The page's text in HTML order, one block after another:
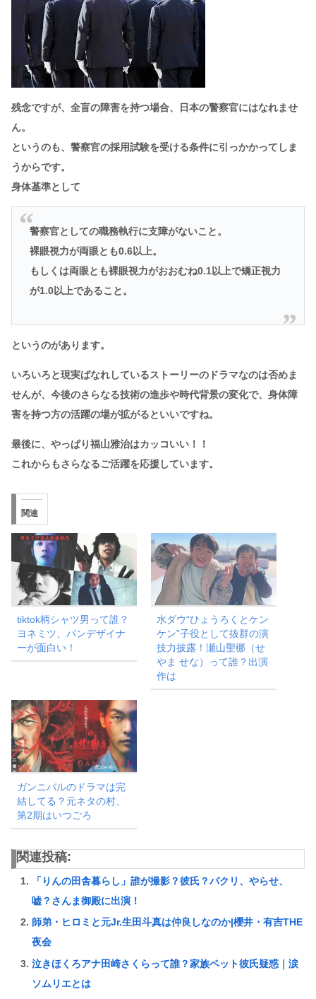
残念ですが、全盲の障害を持つ場合、日本の警察官にはなれませ
ん。
というのも、警察官の採用試験を受ける条件に引っかかってしま
うからです。
身体基準として
警察官としての職務執行に支障がないこと。
裸眼視力が両眼とも0.6以上。
もしくは両眼とも裸眼視力がおおむね0.1以上で矯正視力
が1.0以上であること。
というのがあります。
いろいろと現実ばなれしているストーリーのドラマなのは否めま
せんが、今後のさらなる技術の進歩や時代背景の変化で、身体障
害を持つ方の活躍の場が拡がるといいですね。
最後に、やっぱり福山雅治はカッコいい！！
これからもさらなるご活躍を応援しています。
関連
tiktok柄シャツ男って誰？
ヨネミツ、パンデザイナ
ーが面白い！
水ダウ“ひょうろくとケン
ケン”子役として抜群の演
技力披露！瀬山聖梛（せ
やま せな）って誰？出演
作は
ガンニバルのドラマは完
結してる？元ネタの村、
第2期はいつごろ
関連投稿:
「りんの田舎暮らし」誰が撮影？彼氏？パクリ、やらせ、
嘘？さんま御殿に出演！
師弟・ヒロミと元Jr.生田斗真は仲良しなのか|櫻井・有吉THE
夜会
泣きほくろアナ田崎さくらって誰？家族ペット彼氏疑惑｜涙
ソムリエとは